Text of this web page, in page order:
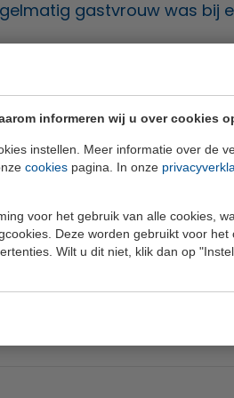
informeren wij u over cookies
instellen. Meer informatie over de
cookies pagina. In onze
voor het gebruik van alle cookies,
Deze worden gebruikt voor het
Wilt u dit niet, klik dan op
gastvrouw was bij
directeur van Daikin
plannen. Vanaf het moment
voor een golfbaan te
ik hoorde dat ik de baan
te leren, maar ik kijk er
een vergadering